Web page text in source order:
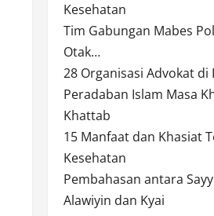
Kesehatan
Tim Gabungan Mabes
Otak…
28 Organisasi Advokat di
Peradaban Islam Masa
Khattab
15 Manfaat dan Khasiat
Kesehatan
Pembahasan antara
Alawiyin dan Kyai